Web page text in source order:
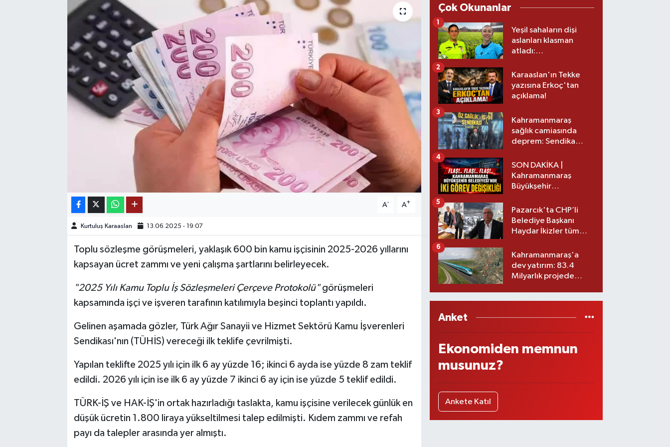
A- A+
Kurtuluş Karaaslan 13.06.2025 - 19:07
Toplu sözleşme görüşmeleri, yaklaşık 600 bin kamu işçisinin 2025-2026 yıllarını
kapsayan ücret zammı ve yeni çalışma şartlarını belirleyecek.
"2025 Yılı Kamu Toplu İş Sözleşmeleri Çerçeve Protokolü"görüşmeleri
kapsamında işçi ve işveren tarafının katılımıyla beşinci toplantı yapıldı.
Gelinen aşamada gözler, Türk Ağır Sanayii ve Hizmet Sektörü Kamu İşverenleri
Sendikası'nın (TÜHİS) vereceği ilk teklife çevrilmişti.
Yapılan teklifte 2025 yılı için ilk 6 ay yüzde 16; ikinci 6 ayda ise yüzde 8 zam teklif
edildi. 2026 yılı için ise ilk 6 ay yüzde 7 ikinci 6 ay için ise yüzde 5 teklif edildi.
TÜRK-İŞ ve HAK-İŞ'in ortak hazırladığı taslakta, kamu işçisine verilecek günlük en
düşük ücretin 1.800 liraya yükseltilmesi talep edilmişti. Kıdem zammı ve refah
payı da talepler arasında yer almıştı.
Çok Okunanlar
Yeşil sahaların dişi
aslanları klasman
atladı:
üst lige iki transfer!
1
Karaaslan'ın Tekke
yazısına Erkoç'tan
açıklama!
2
Kahramanmaraş
sağlık camiasında
deprem: Sendika
3
SON DAKİKA |
Kahramanmaraş
Büyükşehir
görev değişikliği!
4
Pazarcık'ta CHP’li
Belediye Başkanı
Haydar İkizler tüm
yeni partisi
5
Kahramanmaraş'a
dev yatırım: 83.4
Milyarlık projede
6
Anket
Ekonomiden memnun
musunuz?
Ankete Katıl
OTOMOTİV
KÜLTÜR SANAT